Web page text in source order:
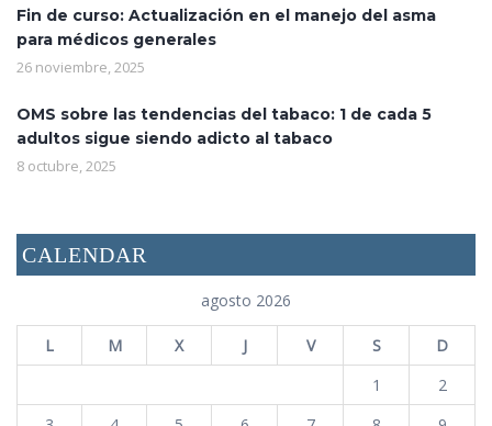
Fin de curso: Actualización en el manejo del asma
para médicos generales
26 noviembre, 2025
OMS sobre las tendencias del tabaco: 1 de cada 5
adultos sigue siendo adicto al tabaco
8 octubre, 2025
CALENDAR
agosto 2026
L M X J V S
D
1
2